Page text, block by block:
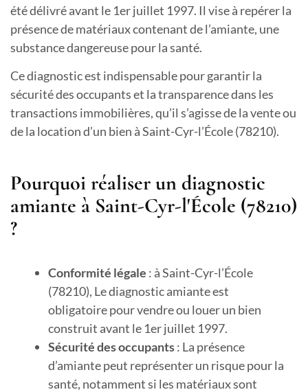
été délivré avant le 1er juillet 1997. Il vise à repérer la
présence de matériaux contenant de l’amiante, une
substance dangereuse pour la santé.
Ce diagnostic est indispensable pour garantir la
sécurité des occupants et la transparence dans les
transactions immobilières, qu’il s’agisse de la vente ou
de la location d’un bien à Saint-Cyr-l’École (78210).
Pourquoi réaliser un diagnostic
amiante à Saint-Cyr-l'École (78210)
?
Conformité légale : à Saint-Cyr-l’École
(78210), Le diagnostic amiante est
obligatoire pour vendre ou louer un bien
construit avant le 1er juillet 1997.
Sécurité des occupants: La présence
d’amiante peut représenter un risque pour la
santé, notamment si les matériaux sont